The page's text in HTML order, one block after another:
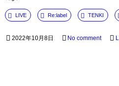
LIVE Re:label TENKI
2022年10月8日 No comment